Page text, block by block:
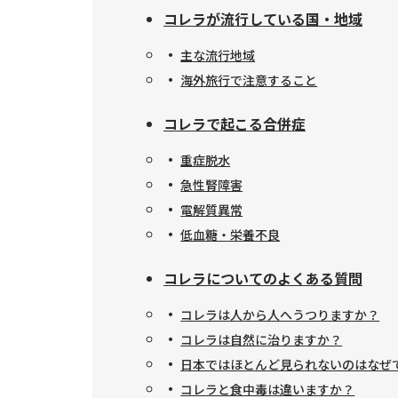
コレラが流行している国・地域
主な流行地域
海外旅行で注意すること
コレラで起こる合併症
重症脱水
急性腎障害
電解質異常
低血糖・栄養不良
コレラについてのよくある質問
コレラは人から人へうつりますか？
コレラは自然に治りますか？
日本ではほとんど見られないのはなぜ
コレラと食中毒は違いますか？